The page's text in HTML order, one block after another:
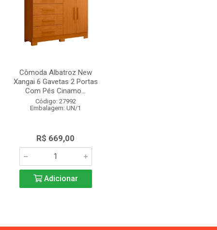
Cômoda Albatroz New
Xangai 6 Gavetas 2 Portas
Com Pés Cinamo...
Código: 27992
Embalagem: UN/1
R$ 669,00
Adicionar